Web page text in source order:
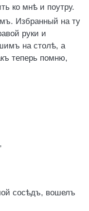
ко мнѣ и поутру.
Избранный на ту
руки и
на столѣ, а
теперь помню,
сосѣдъ, вошелъ